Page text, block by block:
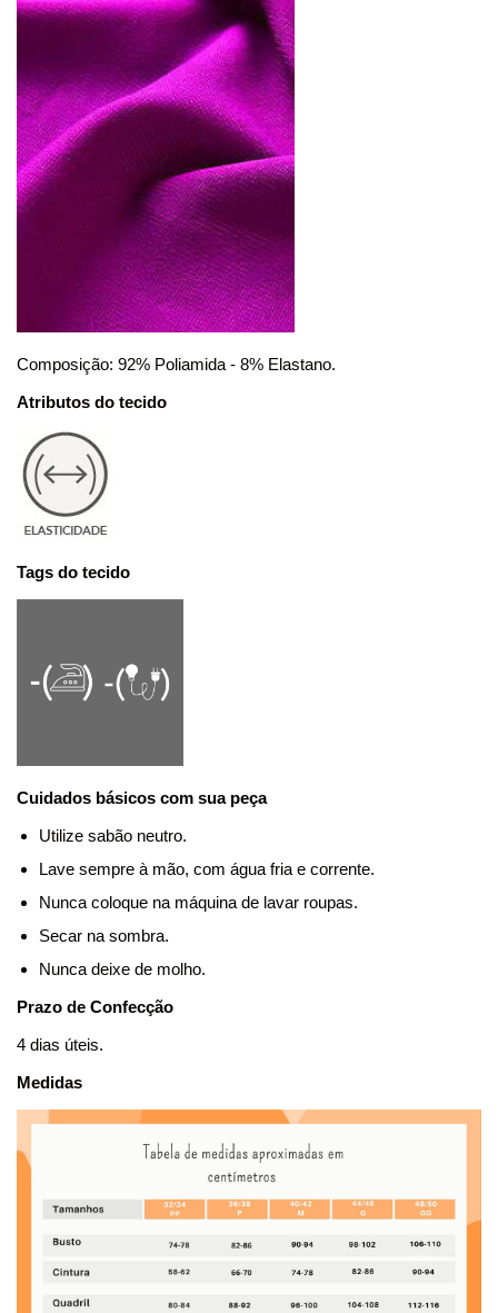
Composição: 92% Poliamida - 8% Elastano.
Atributos do tecido
Tags do tecido
Cuidados básicos com sua peça
Utilize sabão neutro.
Lave sempre à mão, com água fria e corrente.
Nunca coloque na máquina de lavar roupas.
Secar na sombra.
Nunca deixe de molho.
Prazo de Confecção
4 dias úteis.
Medidas